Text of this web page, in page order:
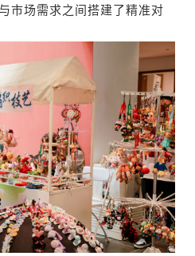
市场需求之间搭建了精准对